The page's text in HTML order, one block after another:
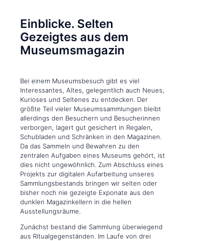
Einblicke. Selten
Gezeigtes aus dem
Museums­magazin
Bei einem Museumsbesuch gibt es viel
Interessantes, Altes, gelegentlich auch Neues,
Kurioses und Seltenes zu entdecken. Der
größte Teil vieler Museumssammlungen bleibt
allerdings den Besuchern und Besucherinnen
verborgen, lagert gut gesichert in Regalen,
Schubladen und Schrän­ken in den Magazinen.
Da das Sammeln und Bewahren zu den
zentralen Aufgaben eines Museums gehört, ist
dies nicht ungewöhnlich. Zum Abschluss eines
Projekts zur digitalen Aufarbeitung unseres
Sammlungsbestands bringen wir selten oder
bisher noch nie gezeigte Exponate aus den
dunklen Magazinkellern in die hellen
Ausstellungsräume.
Zunächst bestand die Sammlung überwiegend
aus Ritualgegenständen. Im Laufe von drei